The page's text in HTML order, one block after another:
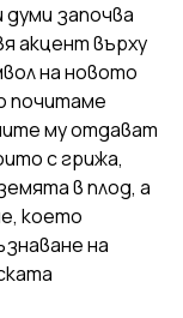
започва
акцент върху
на новото
почитаме
му отдават
с грижа,
в плод, а
което
на